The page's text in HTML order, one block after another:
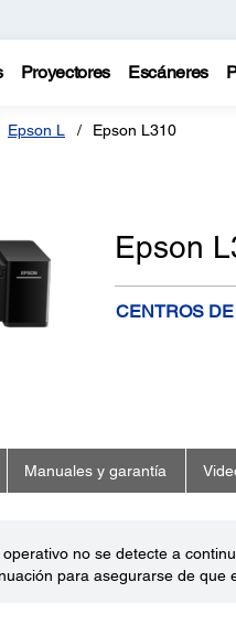
Proyectores Escáneres
Epson L Epson L310
Epson
CENTROS
Manuales y garantía
no se detecte a
para asegurarse de que